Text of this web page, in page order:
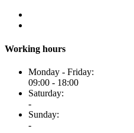
Working hours
Monday - Friday:
09:00 - 18:00
Saturday:
-
Sunday:
-